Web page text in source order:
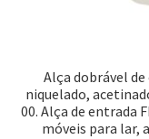
Alça dobrável
niquelado,
00. Alça de entrada
móveis para lar,